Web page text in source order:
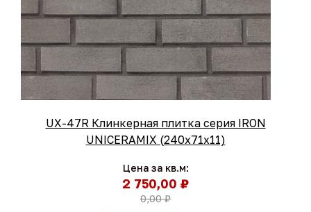
UX-47R Клинкерная плитка серия IRON
UNICERAMIX (240x71x11)
Цена за кв.м:
2 750,00 ₽
0,00 ₽